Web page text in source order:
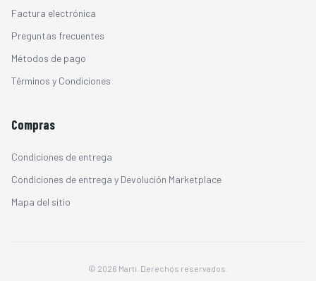
Factura electrónica
Preguntas frecuentes
Métodos de pago
Términos y Condiciones
Compras
Condiciones de entrega
Condiciones de entrega y Devolución Marketplace
Mapa del sitio
© 2026 Martí. Derechos reservados.